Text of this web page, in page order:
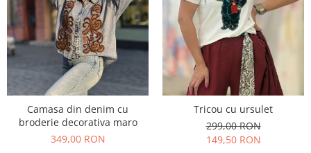
Camasa din denim cu
broderie decorativa maro
349,00 RON
Tricou cu ursulet
299,00 RON
149,50 RON